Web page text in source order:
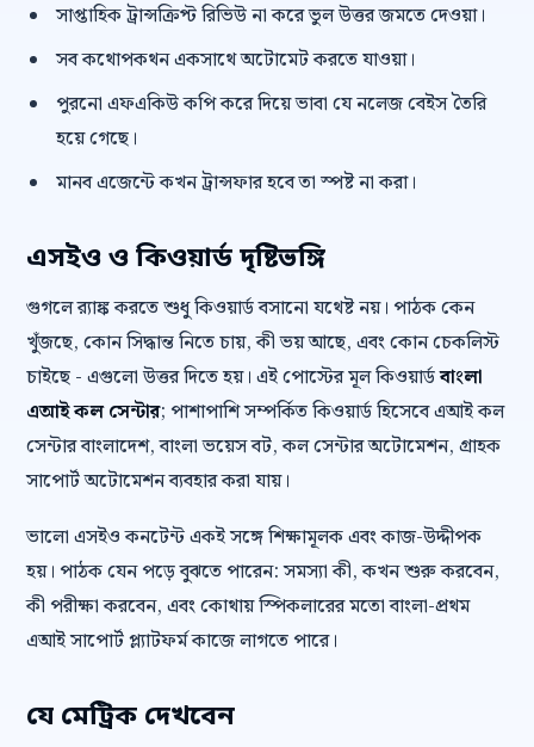
সাপ্তাহিক ট্রান্সক্রিপ্ট রিভিউ না করে ভুল উত্তর জমতে দেওয়া।
সব কথোপকথন একসাথে অটোমেট করতে যাওয়া।
পুরনো এফএকিউ কপি করে দিয়ে ভাবা যে নলেজ বেইস তৈরি
হয়ে গেছে।
মানব এজেন্টে কখন ট্রান্সফার হবে তা স্পষ্ট না করা।
এসইও ও কিওয়ার্ড দৃষ্টিভঙ্গি
গুগলে র‍্যাঙ্ক করতে শুধু কিওয়ার্ড বসানো যথেষ্ট নয়। পাঠক কেন
খুঁজছে, কোন সিদ্ধান্ত নিতে চায়, কী ভয় আছে, এবং কোন চেকলিস্ট
চাইছে - এগুলো উত্তর দিতে হয়। এই পোস্টের মূল কিওয়ার্ডবাংলা
এআই কল সেন্টার; পাশাপাশি সম্পর্কিত কিওয়ার্ড হিসেবে এআই কল
সেন্টার বাংলাদেশ, বাংলা ভয়েস বট, কল সেন্টার অটোমেশন, গ্রাহক
সাপোর্ট অটোমেশন ব্যবহার করা যায়।
ভালো এসইও কনটেন্ট একই সঙ্গে শিক্ষামূলক এবং কাজ-উদ্দীপক
হয়। পাঠক যেন পড়ে বুঝতে পারেন: সমস্যা কী, কখন শুরু করবেন,
কী পরীক্ষা করবেন, এবং কোথায় স্পিকলারের মতো বাংলা-প্রথম
এআই সাপোর্ট প্ল্যাটফর্ম কাজে লাগতে পারে।
যে মেট্রিক দেখবেন